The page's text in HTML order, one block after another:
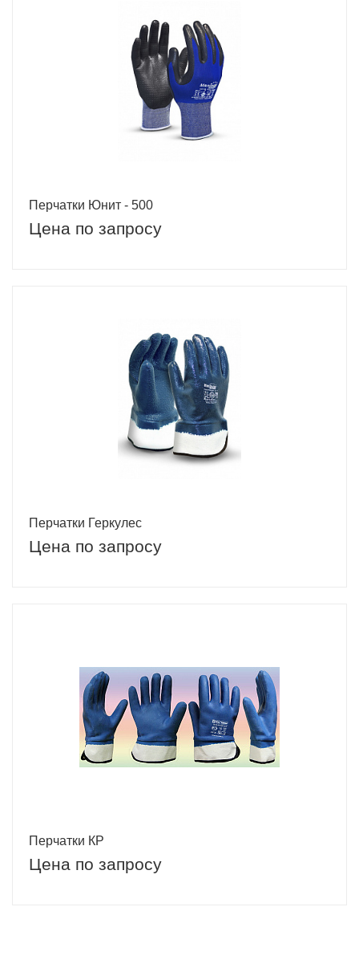
Перчатки Юнит - 500
Цена по запросу
Перчатки Геркулес
Цена по запросу
Перчатки КР
Цена по запросу